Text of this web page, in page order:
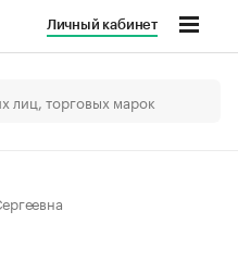
Личный кабинет